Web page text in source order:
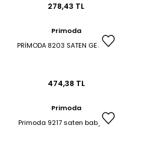
278,43 TL
Primoda
PRİMODA 8203 SATEN GECELİK
474,38 TL
Primoda
Primoda 9217 saten babydoll